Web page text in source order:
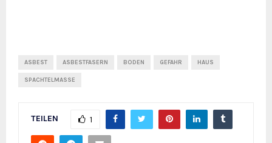
ASBEST ASBESTFASERN BODEN GEFAHR HAUS
SPACHTELMASSE
TEILEN 1